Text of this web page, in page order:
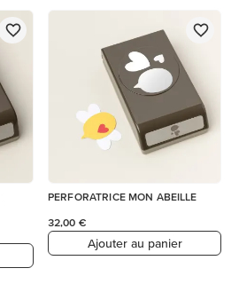
PERFORATRICE MON ABEILLE
32,00 €
Ajouter au panier